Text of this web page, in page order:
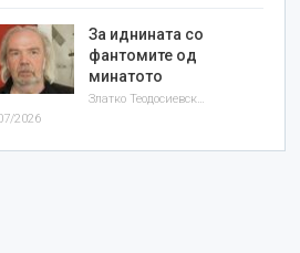
За иднината со
фантомите од
минатото
Златко Теодосиевски
2026